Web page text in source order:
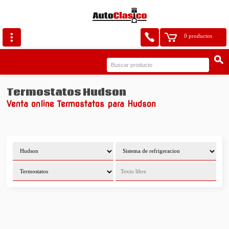
0 productos
Termostatos Hudson
Venta online Termostatos para Hudson